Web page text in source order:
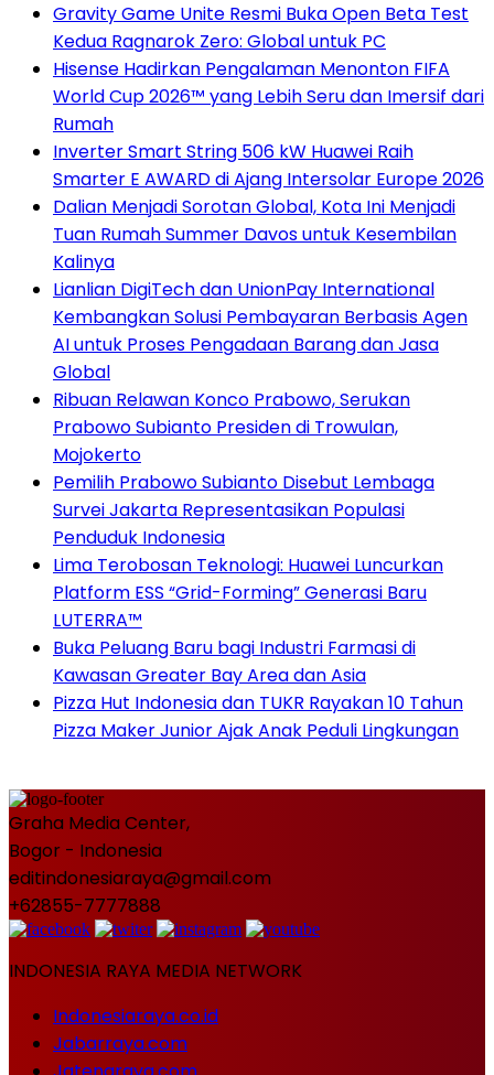
Gravity Game Unite Resmi Buka Open Beta Test
Kedua Ragnarok Zero: Global untuk PC
Hisense Hadirkan Pengalaman Menonton FIFA
World Cup 2026™ yang Lebih Seru dan Imersif dari
Rumah
Inverter Smart String 506 kW Huawei Raih
Smarter E AWARD di Ajang Intersolar Europe 2026
Dalian Menjadi Sorotan Global, Kota Ini Menjadi
Tuan Rumah Summer Davos untuk Kesembilan
Kalinya
Lianlian DigiTech dan UnionPay International
Kembangkan Solusi Pembayaran Berbasis Agen
AI untuk Proses Pengadaan Barang dan Jasa
Global
Ribuan Relawan Konco Prabowo, Serukan
Prabowo Subianto Presiden di Trowulan,
Mojokerto
Pemilih Prabowo Subianto Disebut Lembaga
Survei Jakarta Representasikan Populasi
Penduduk Indonesia
Lima Terobosan Teknologi: Huawei Luncurkan
Platform ESS “Grid-Forming” Generasi Baru
LUTERRA™
Buka Peluang Baru bagi Industri Farmasi di
Kawasan Greater Bay Area dan Asia
Pizza Hut Indonesia dan TUKR Rayakan 10 Tahun
Pizza Maker Junior Ajak Anak Peduli Lingkungan
Graha Media Center,
Bogor - Indonesia
editindonesiaraya@gmail.com
+62855-7777888
INDONESIA RAYA MEDIA NETWORK
Indonesiaraya.co.id
Jabarraya.com